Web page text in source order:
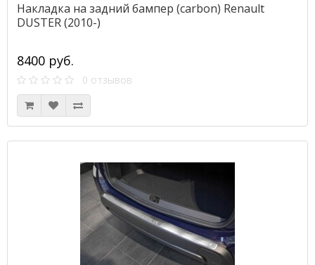
Накладка на задний бампер (carbon) Renault
DUSTER (2010-)
8400 руб.
0 отзывов